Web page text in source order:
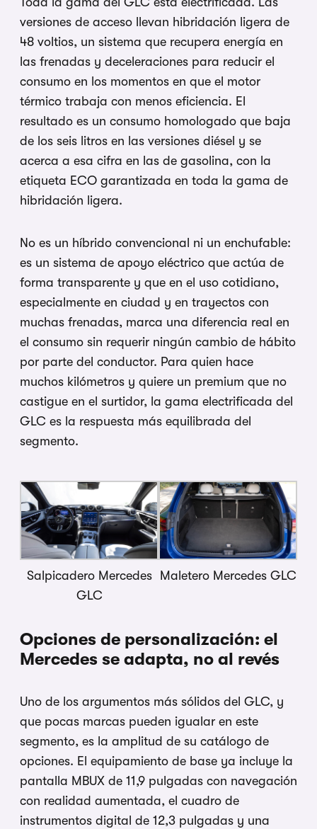
versiones de acceso llevan hibridación ligera de
48 voltios, un sistema que recupera energía en
las frenadas y deceleraciones para reducir el
consumo en los momentos en que el motor
térmico trabaja con menos eficiencia. El
resultado es un consumo homologado que baja
de los seis litros en las versiones diésel y se
acerca a esa cifra en las de gasolina, con la
etiqueta ECO garantizada en toda la gama de
hibridación ligera.
No es un híbrido convencional ni un enchufable:
es un sistema de apoyo eléctrico que actúa de
forma transparente y que en el uso cotidiano,
especialmente en ciudad y en trayectos con
muchas frenadas, marca una diferencia real en
el consumo sin requerir ningún cambio de hábito
por parte del conductor. Para quien hace
muchos kilómetros y quiere un premium que no
castigue en el surtidor, la gama electrificada del
GLC es la respuesta más equilibrada del
segmento.
Salpicadero Mercedes
GLC
Maletero Mercedes GLC
Opciones de personalización: el
Mercedes se adapta, no al revés
Uno de los argumentos más sólidos del GLC, y
que pocas marcas pueden igualar en este
segmento, es la amplitud de su catálogo de
opciones. El equipamiento de base ya incluye la
pantalla MBUX de 11,9 pulgadas con navegación
con realidad aumentada, el cuadro de
instrumentos digital de 12,3 pulgadas y una